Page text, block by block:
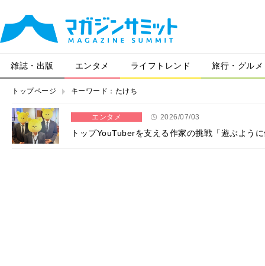
雑誌・出版 エンタメ ライフトレンド 旅行・グルメ
トップページ キーワード：たけち
エンタメ 2026/07/03
トップYouTuberを支える作家の挑戦「遊ぶよう